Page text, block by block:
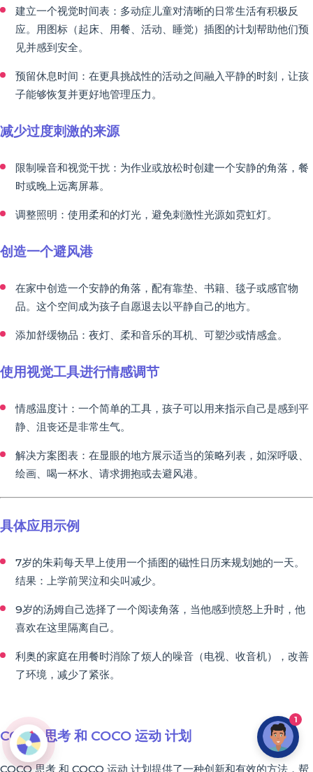
建立一个视觉时间表：多动症儿童对清晰的日常生活有积极反
应。用图标（起床、用餐、活动、睡觉）插图的计划帮助他们预
见并感到安全。
预留休息时间：在更具挑战性的活动之间融入平静的时刻，让孩
子能够恢复并更好地管理压力。
减少过度刺激的来源
限制噪音和视觉干扰：为作业或放松时创建一个安静的角落，餐
时或晚上远离屏幕。
调整照明：使用柔和的灯光，避免刺激性光源如霓虹灯。
创造一个避风港
在家中创造一个安静的角落，配有靠垫、书籍、毯子或感官物
品。这个空间成为孩子自愿退去以平静自己的地方。
添加舒缓物品：夜灯、柔和音乐的耳机、可塑沙或情感盒。
使用视觉工具进行情感调节
情感温度计：一个简单的工具，孩子可以用来指示自己是感到平
静、沮丧还是非常生气。
解决方案图表：在显眼的地方展示适当的策略列表，如深呼吸、
绘画、喝一杯水、请求拥抱或去避风港。
具体应用示例
7岁的朱莉每天早上使用一个插图的磁性日历来规划她的一天。
结果：上学前哭泣和尖叫减少。
9岁的汤姆自己选择了一个阅读角落，当他感到愤怒上升时，他
喜欢在这里隔离自己。
利奥的家庭在用餐时消除了烦人的噪音（电视、收音机），改善
了环境，减少了紧张。
COCO 思考 和 COCO 运动 计划
COCO 思考 和 COCO 运动 计划提供了一种创新和有效的方法，帮
1